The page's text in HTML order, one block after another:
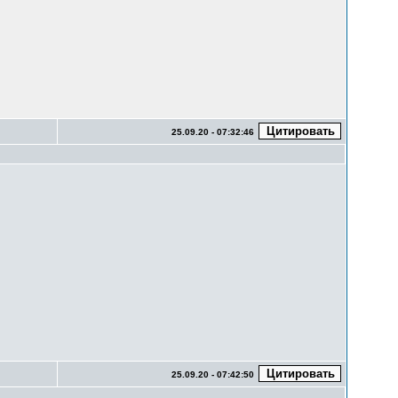
25.09.20 - 07:32:46
25.09.20 - 07:42:50